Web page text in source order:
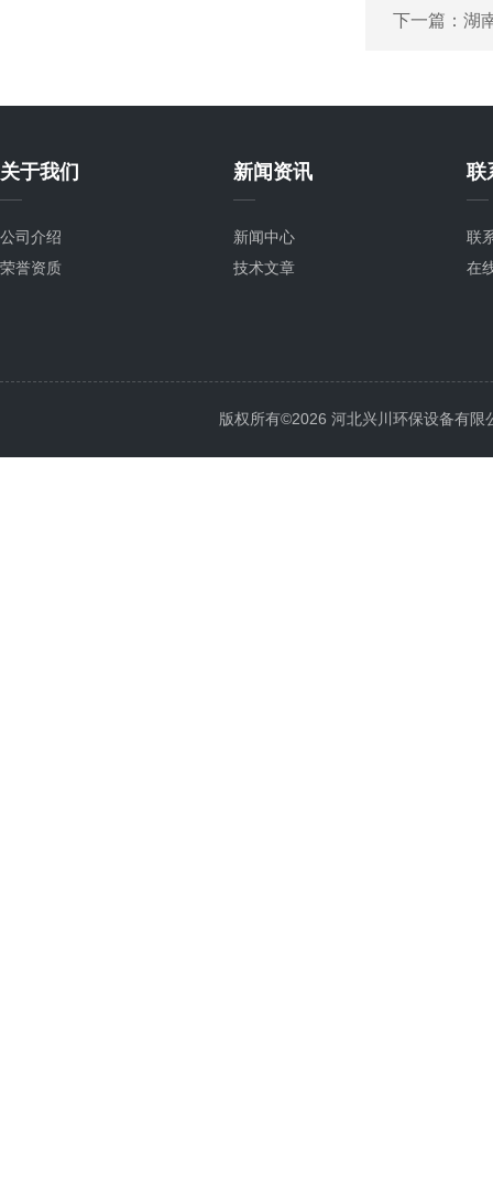
下一篇： 湖
关于我们
公司介绍
荣誉资质
新闻资讯
新闻中心
技术文章
联
联
在
版权所有©2026 河北兴川环保设备有